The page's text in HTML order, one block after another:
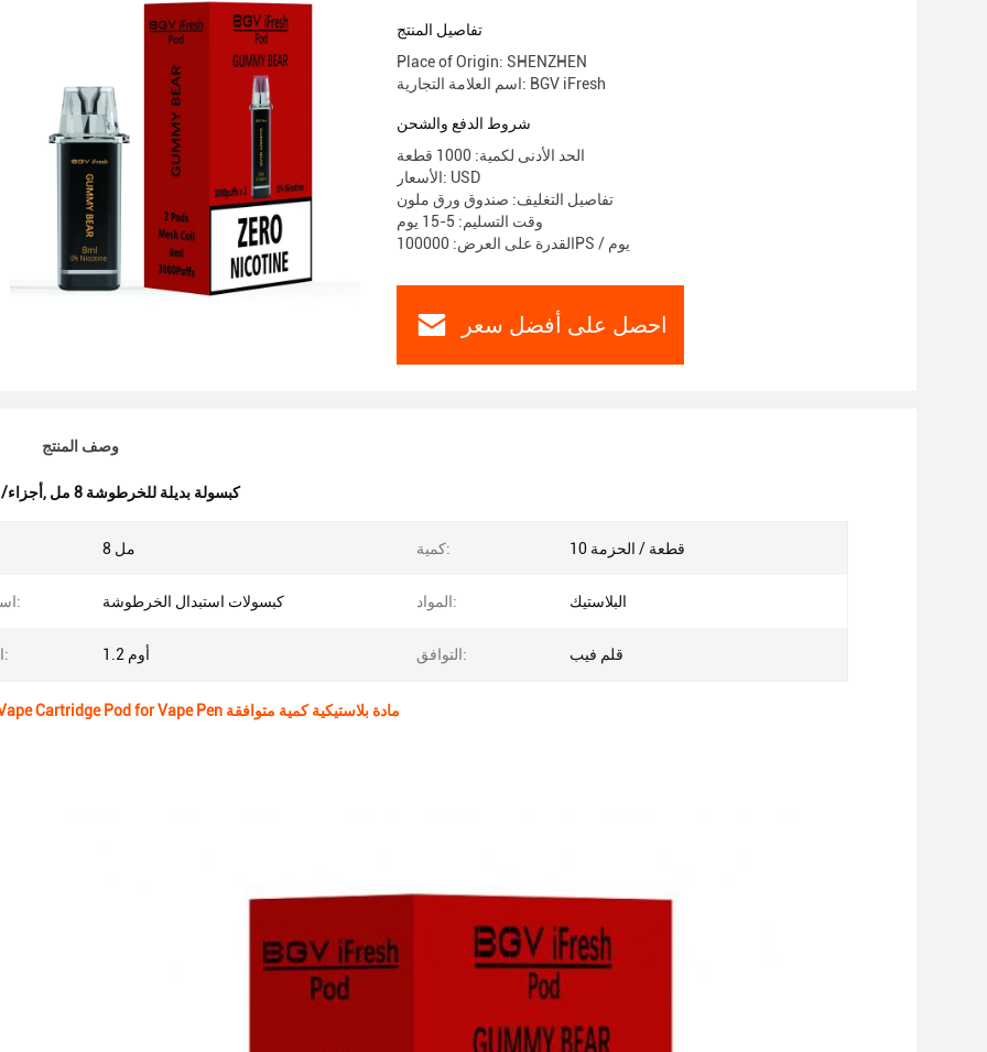
تفاصيل المنتج
Place of Origin: SHENZHEN
اسم العلامة التجارية: BGV iFresh
شروط الدفع والشحن
الحد الأدنى لكمية: 1000 قطعة
الأسعار: USD
تفاصيل التغليف: صندوق ورق ملون
وقت التسليم: 5-15 يوم
القدرة على العرض: 100000PS / يوم
احصل على أفضل سعر
وصف المنتج
10 , كبسولة بديلة للخرطوشة 8 مل
8 مل كمية: 10 قطعة / الحزمة
اسم المنتج: كبسولات استبدال الخرطوشة المواد: البلاستيك
المقاومة: 1.2 أوم التوافق: قلم فيب
10pcs/pack Vape Cartridge Pod for Vape Pen مادة بلاستيكية كمية متوافقة